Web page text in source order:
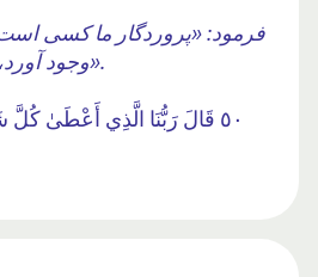
فرمود: «پروردگار ما کسى
وجود آورد، سپس هدایت کرد».
٥٠ قَالَ رَبُّنَا الَّذِي أَعْطَىٰ كُلَّ شَيْءٍ خَلْقَهُ ثُمَّ هَدَىٰ